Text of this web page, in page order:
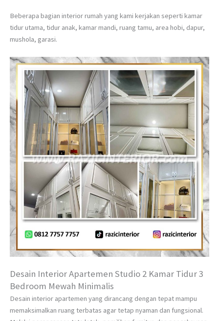
Beberapa bagian interior rumah yang kami kerjakan seperti kamar
tidur utama, tidur anak, kamar mandi, ruang tamu, area hobi, dapur,
mushola, garasi.
Desain Interior Apartemen Studio 2 Kamar Tidur 3
Bedroom Mewah Minimalis
Desain interior apartemen yang dirancang dengan tepat mampu
memaksimalkan ruang terbatas agar tetap nyaman dan fungsional.